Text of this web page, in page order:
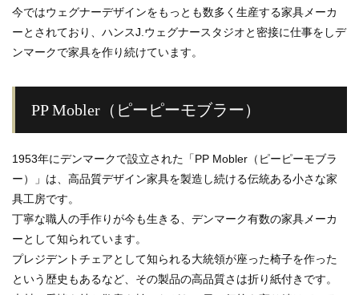
今ではウェグナーデザインをもっとも数多く生産する家具メーカ
ーとされており、ハンスJ.ウェグナースタジオと密接に仕事をしデ
ンマークで家具を作り続けています。
PP Mobler（ピーピーモブラー）
1953年にデンマークで設立された「PP Mobler（ピーピーモブラ
ー）」は、高品質デザイン家具を製造し続ける伝統ある小さな家
具工房です。
丁寧な職人の手作りが今も生きる、デンマーク有数の家具メーカ
ーとして知られています。
プレジデントチェアとして知られる大統領が座った椅子を作った
という歴史もあるなど、その製品の高品質さは折り紙付きです。